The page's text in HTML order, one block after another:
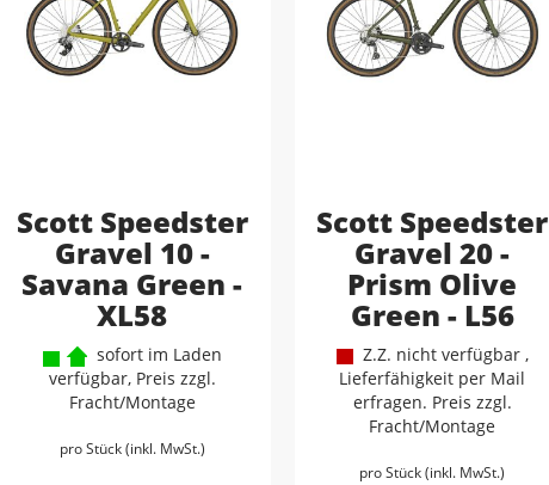
Scott Speedster
Gravel 10 -
Savana Green -
XL58
sofort im Laden
verfügbar, Preis zzgl.
Fracht/Montage
pro Stück (inkl. MwSt.)
Scott Speedster
Gravel 20 -
Prism Olive
Green - L56
Z.Z. nicht verfügbar ,
Lieferfähigkeit per Mail
erfragen. Preis zzgl.
Fracht/Montage
pro Stück (inkl. MwSt.)